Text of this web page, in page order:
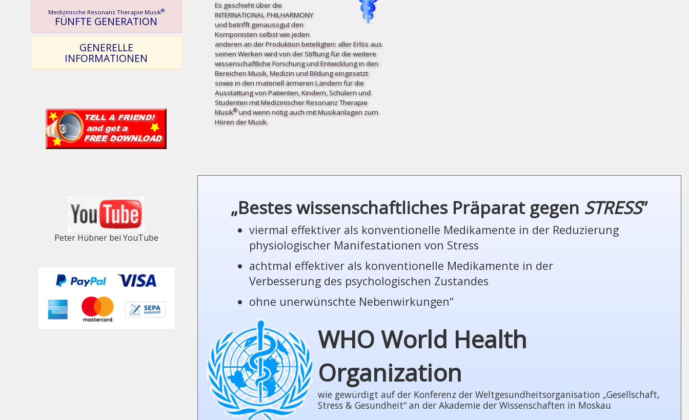
Medizinische Resonanz Therapie Musik®
FÜNFTE GENERATION
GENERELLE
INFORMATIONEN
Peter Hübner bei YouTube
Es geschieht über die
INTERNATIONAL PHILHARMONY
und betrifft ge­nau­so­gut den
Komponisten selbst wie jeden
anderen an der Produktion beteiligten: aller Erlös aus
seinen Werken wird von der Stiftung für die weitere
wissenschaftliche Forschung und Entwicklung in den
Bereichen Musik, Medizin und Bildung eingesetzt
sowie in den materiell ärmeren Ländern für die
Ausstattung von Patienten, Kindern, Schülern und
Studenten mit Medizinischer Resonanz Therapie
Musik®und wenn nötig auch mit Musikanlagen zum
Hören der Musik.
„Bestes wissenschaftliches Präparat gegen STRESS”
viermal effektiver als konventionelle Medikamente in der Reduzierung
phy­sio­lo­gi­scher Manifestationen von Stress
achtmal effektiver als konventionelle Medikamente in der
Verbesserung des psychologischen Zustandes
ohne unerwünschte Nebenwirkungen“
WHO World Health
Organization
wie gewürdigt auf der Konferenz der Welt­ge­sund­heits­or­ga­ni­sa­tion „Gesellschaft,
Stress & Gesundheit“ an der Akademie der Wissenschaften in Moskau